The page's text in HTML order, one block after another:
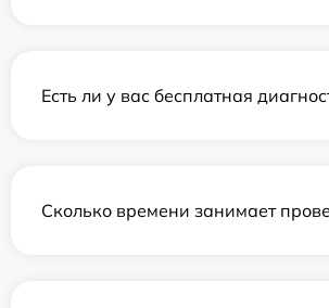
Есть ли у вас бесплатная
Сколько времени занимает